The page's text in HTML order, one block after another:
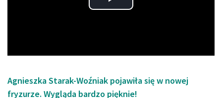
Play
Agnieszka Starak-Woźniak pojawiła się w nowej
fryzurze. Wygląda bardzo pięknie!